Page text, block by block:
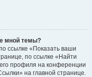
мной темы?
ссылке «Показать ваши
по ссылке «Найти
профиля на конференции
на главной странице.